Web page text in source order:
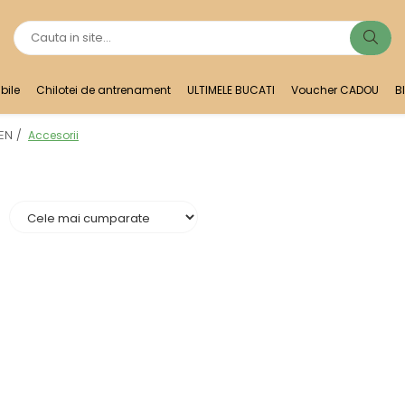
Chilotei de antrenament ULTIMELE BUCATI Voucher CADOU
/ Accesorii